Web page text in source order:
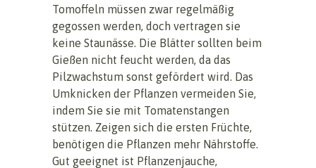
Tomoffeln müssen zwar regelmäßig
gegossen werden, doch vertragen sie
keine Staunässe. Die Blätter sollten beim
Gießen nicht feucht werden, da das
Pilzwachstum sonst gefördert wird. Das
Umknicken der Pflanzen vermeiden Sie,
indem Sie sie mit Tomatenstangen
stützen. Zeigen sich die ersten Früchte,
benötigen die Pflanzen mehr Nährstoffe.
Gut geeignet ist Pflanzenjauche,